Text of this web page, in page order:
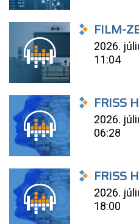
FILM-
2026.
11:04
FRISS
2026.
06:28
FRISS
2026.
18:00